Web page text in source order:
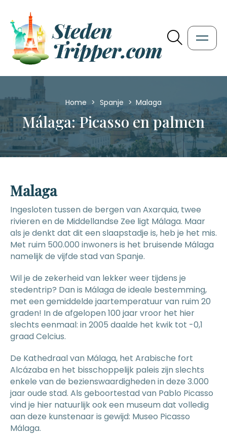
Home > Spanje > Malaga
Málaga: Picasso en palmen
Malaga
Ingesloten tussen de bergen van Axarquia, twee
rivieren en de Middellandse Zee ligt Málaga. Maar
als je denkt dat dit een slaapstadje is, heb je het mis.
Met ruim 500.000 inwoners is het bruisende Málaga
namelijk de vijfde stad van Spanje.
Wil je de zekerheid van lekker weer tijdens je
stedentrip? Dan is Málaga de ideale bestemming,
met een gemiddelde jaartemperatuur van ruim 20
graden! In de afgelopen 100 jaar vroor het hier
slechts eenmaal: in 2005 daalde het kwik tot -0,1
graad Celcius.
De Kathedraal van Málaga, het Arabische fort
Alcázaba en het bisschoppelijk paleis zijn slechts
enkele van de bezienswaardigheden in deze 3.000
jaar oude stad. Als geboortestad van Pablo Picasso
vind je hier natuurlijk ook een museum dat volledig
aan deze kunstenaar is gewijd: Museo Picasso
Málaga.